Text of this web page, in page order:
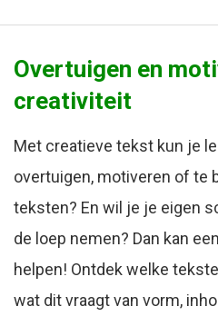
Overtuigen en
creativiteit
Met creatieve tekst kun je
overtuigen, motiveren of te
teksten? En wil je je eigen
de loep nemen? Dan kan
helpen! Ontdek welke
wat dit vraagt van vorm,